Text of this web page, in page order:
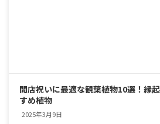
開店祝いに最適な観葉植物10選！縁
すめ植物
2025年3月9日